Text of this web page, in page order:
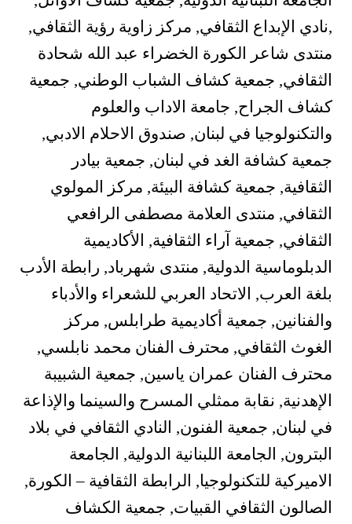
,نادي الإبداع الثقافي, مركز زاوية رؤية الثقافي,
منتدى شاعر الكورة الخضراء عبد الله شحادة
الثقافي, جمعية كشاف الشباب الوطني, جمعية
كشاف الجراح, جامعة الاداب والعلوم
والتكنولوجيا في لبنان, صندوق الاحلام الادبي,
جمعية كشافة الغد في لبنان, جمعية بيادر
الثقافية, جمعية كشافة البيئة, مركز المولوي
الثقافي, منتدى العلامة مصطفى الرافعي
الثقافي, جمعية آراء الثقافية, الأكاديمية
الدبلوماسية الدولية, منتدى شهرباد, رابطة الأدب
بلغة العرب, الاتحاد العربي للشعراء والأدباء
والفنانين, جمعية أكاديمية طرابلس, مركز
الغوث الثقافي, محترف الفنان محمد نابلسي,
محترف الفنان عمران ياسين, جمعية الشبيبة
الإهدنية, نقابة ممثلي المسرح والسينما والإذاعة
في لبنان, جمعية الفنون, النادي الثقافي في بلاد
البترون, الجامعة اللبنانية الدولية, الجامعة
الاميركية للتكنولوجيا, الرابطة الثقافية – الكورة,
الصالون الثقافي القبيات, جمعية الكشاف